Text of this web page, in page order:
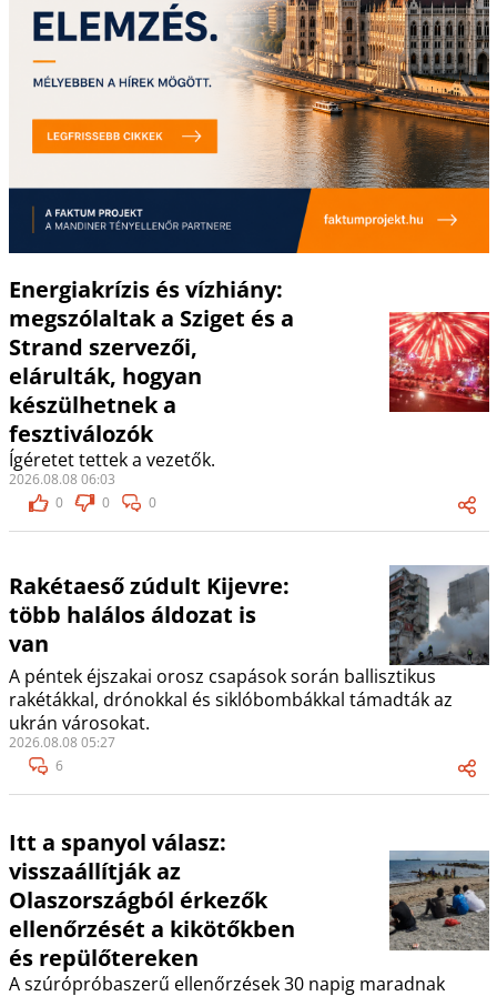
Energiakrízis és vízhiány:
megszólaltak a Sziget és a
Strand szervezői,
elárulták, hogyan
készülhetnek a
fesztiválozók
Ígéretet tettek a vezetők.
2026.08.08 06:03
0
0 0
Rakétaeső zúdult Kijevre:
több halálos áldozat is
van
A péntek éjszakai orosz csapások során ballisztikus
rakétákkal, drónokkal és siklóbombákkal támadták az
ukrán városokat.
2026.08.08 05:27
6
Itt a spanyol válasz:
visszaállítják az
Olaszországból érkezők
ellenőrzését a kikötőkben
és repülőtereken
A szúrópróbaszerű ellenőrzések 30 napig maradnak